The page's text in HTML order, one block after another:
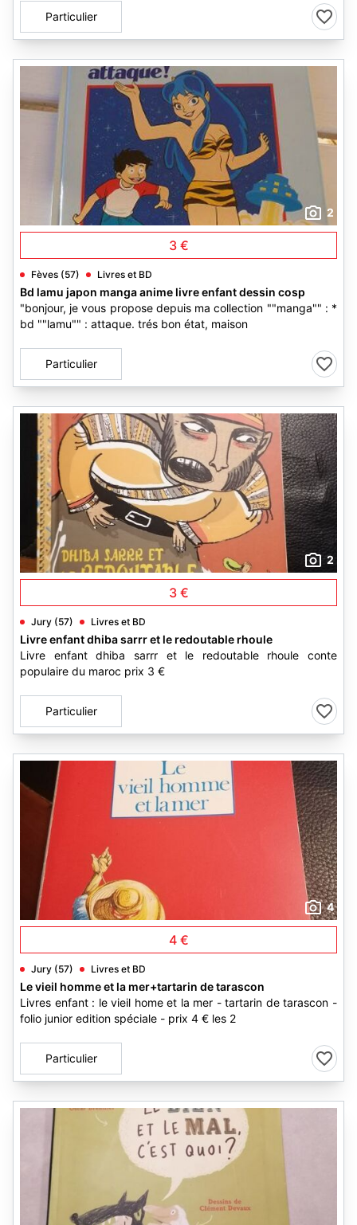
Particulier
2
3 €
Fèves (57) Livres et BD
Bd lamu japon manga anime livre enfant dessin cosp
"bonjour, je vous propose depuis ma collection ""manga"" : *
bd ""lamu"" : attaque. trés bon état, maison
Particulier
2
3 €
Jury (57) Livres et BD
Livre enfant dhiba sarrr et le redoutable rhoule
Livre enfant dhiba sarrr et le redoutable rhoule conte
populaire du maroc prix 3 €
Particulier
4
4 €
Jury (57) Livres et BD
Le vieil homme et la mer+tartarin de tarascon
Livres enfant : le vieil home et la mer - tartarin de tarascon -
folio junior edition spéciale - prix 4 € les 2
Particulier